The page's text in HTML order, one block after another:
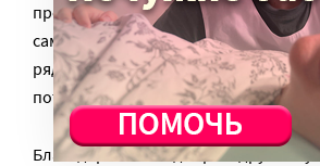
предполагается, что слепой может
самостоятельным, любой такой
ряда вон выходящее.
поток подобные приспособления не
Благодаря нашим добрым друзьям у